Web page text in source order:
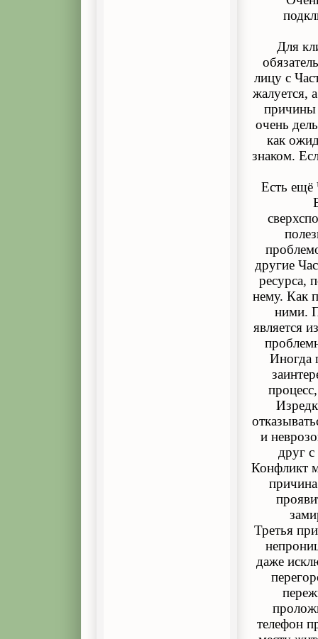
Для
лицу с
жалуется,
причины
очень
как
знаком.
Есть ещё
другие
ресурса,
нему. Как
ними.
является
Иногда
и
друг
Конфликт
Третья
даже
телефон